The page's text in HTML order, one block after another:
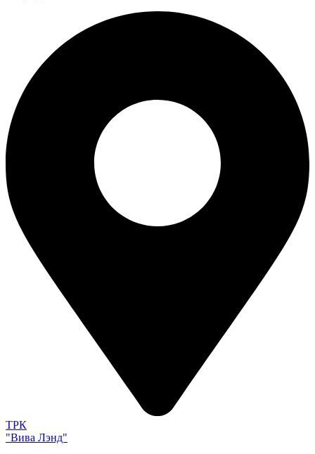
ТРК
"Вива Лэнд"